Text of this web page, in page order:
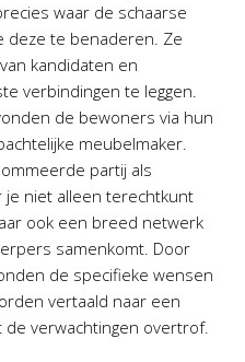
waar de schaarse
deze te benaderen. Ze
kandidaten en
verbindingen te leggen.
de bewoners via hun
meubelmaker.
partij als
je niet alleen terechtkunt
ook een breed netwerk
samenkomt. Door
de specifieke wensen
vertaald naar een
verwachtingen overtrof.